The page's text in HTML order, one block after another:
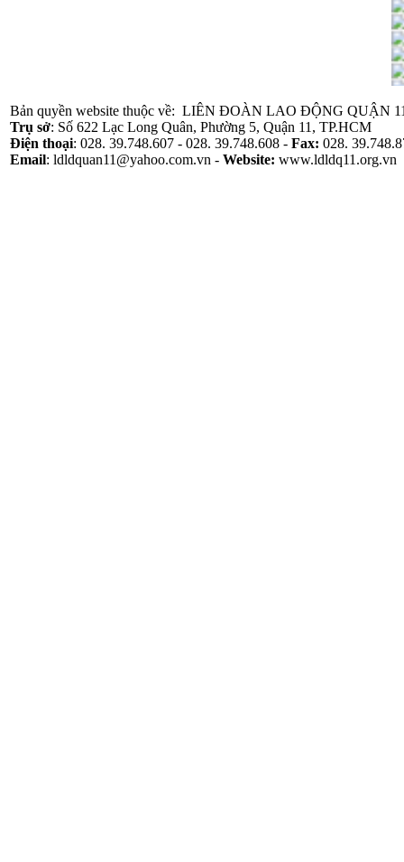
Bản quyền website thuộc về: LIÊN ĐOÀN LAO ĐỘNG QUẬN
Trụ sở: Số 622 Lạc Long Quân, Phường 5, Quận 11, TP.HCM
Điện thoại: 028. 39.748.607 - 028. 39.748.608 - Fax: 028.
Email: ldldquan11@yahoo.com.vn - Website: www.ldldq11.org.vn